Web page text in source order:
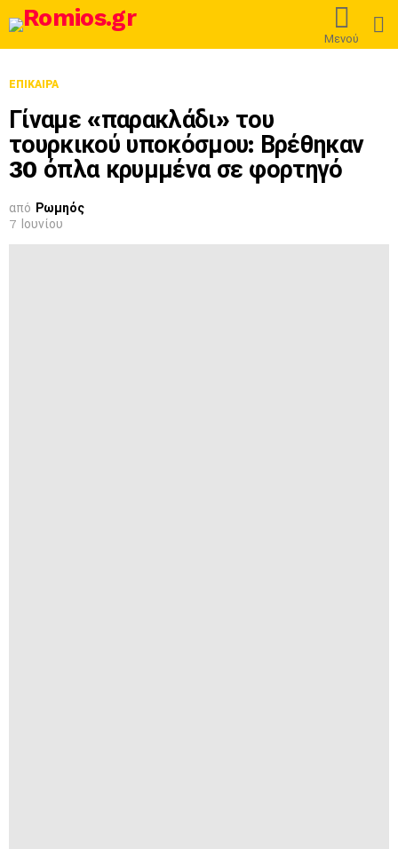
Μενού
ΕΠΊΚΑΙΡΑ
Γίναμε «παρακλάδι» του
τουρκικού υποκόσμου: Βρέθηκαν
30 όπλα κρυμμένα σε φορτηγό
από Ρωμηός
7 Ιουνίου